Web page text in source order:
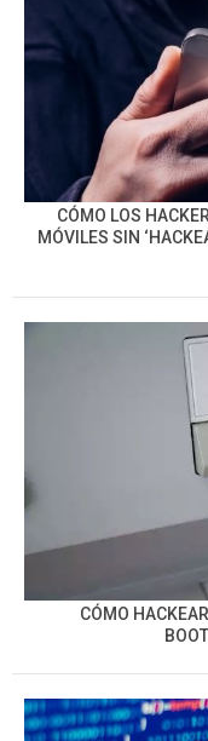
CÓMO LOS
MÓVILES SIN
CÓMO